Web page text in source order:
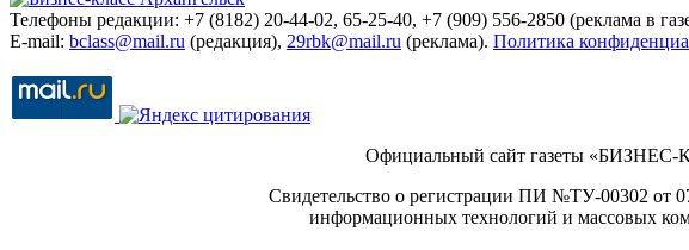
Телефоны редакции: +7 (8182) 20-44-02, 65-25-40, +7 (909) 556-2850 (реклама в
E-mail: bclass@mail.ru (редакция), 29rbk@mail.ru (реклама). Политика
Официальный сайт газеты «БИЗНЕС-
Свидетельство о регистрации ПИ №ТУ-00302 от
информационных технологий и массовых